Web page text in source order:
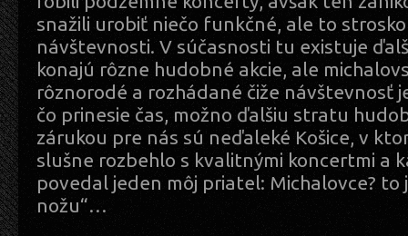
snažili urobiť niečo funkčné, ale to
návštevnosti. V súčasnosti tu existuje
konajú rôzne hudobné akcie, ale
rôznorodé a rozhádané čiže návštevnosť
čo prinesie čas, možno ďalšiu stratu
zárukou pre nás sú neďaleké Košice, v
slušne rozbehlo s kvalitnými koncertmi a
povedal jeden môj priatel: Michalovce? to
nožu“…